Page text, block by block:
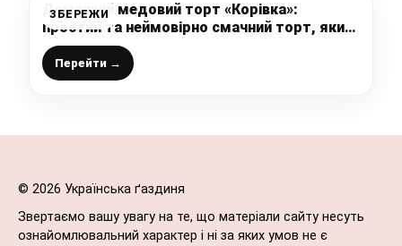
ЗБЕРЕЖИ
Домашній медовий торт «Корівка»:
простий та неймовірно смачний торт, який
повинен бути у вас у записничку
Перейти →
© 2026 Українська ґаздиня
Звертаємо вашу увагу на те, що матеріали сайту несуть
ознайомлювальний характер і ні за яких умов не є